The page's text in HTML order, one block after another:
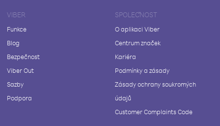
VIBER
Funkce
Blog
Bezpečnost
Viber Out
Sazby
Podpora
SPOLEČNOST
O aplikaci Viber
Centrum značek
Kariéra
Podmínky a zásady
Zásady ochrany soukromých
údajů
Customer Complaints Code